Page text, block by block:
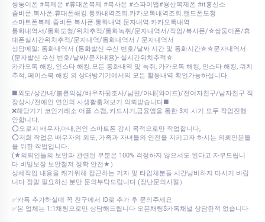
쌍둥이폰 #복제폰 #휴대폰복제 #복사폰 #스파이앱#용산복제폰 #it흥신소
좀비폰.복사폰.휴대폰해킹.통화내역조회.카카오톡내역조회.핸드폰도청
스마트폰복제.좀비폰.복사폰.통화내역.문자내역.카카오톡내역
통화내역서/통화도청/위치추적/통화녹취/문자내역서/작업/복사폰/☆쌍둥이폰/휴
대폰실시간위치추적/문자내역/통화내역서 / 문자내역서
상담메일: 통화내역서 (통화발신 수신 번호/날짜 시간 및 통화시간☆☆문자내역서
(문자발신 수신 번호/날짜/문자내용)- 실시간위치추적☆
카카오톡 해킹, 인스타 해킹.모든 통화내역 및 녹취, 카카오톡 해킹, 인스타 해킹, 위치
추적, 페이스북 해킹 외 상대방기기에서의 모든 활동내역 확인가능하십니다
■외도/상간녀/불륜의심/배우자뒷조사/남편/아내(와이프)/전여자친구/남자친구 직
장상사/전애인 연인의 사생활훔쳐보기 의뢰받습니다■
​​❌해당기기 코인거래소 어플 스캠, 카드사기,금융앱을 통한 3자 사기 모두 작업진행
안합니다.
​​⭕오로지 배우자,아내,연인 스마트폰 감시 목적으로만 작업합니다,
⭕저희 작업은 배우자의 외도, 가족과 자녀들의 안전을 지키고자 하시는 의뢰인분들
을 위한 작업입니다.
(★의뢰인들의 보안과 관련된 부분은 100% 걱정하지 않으셔도 된다고 자부드립니
다.비밀보장 보안철저 정확 안전★）
상세작업 내용을 캐기위해 접근하는 기자 및 타업체분들 시간낭비하지 마시기 바랍
니다 정말 필요하신 분만 문의부탁드립니다 (장난문의사절）
✅카톡 추가하실때 꼭 친구에서 ID로 추가 후 문의주세요
✅본 업체는 1:1채팅으로만 상담해드립니다 오픈채팅$카톡채널 상담한적 없습니다